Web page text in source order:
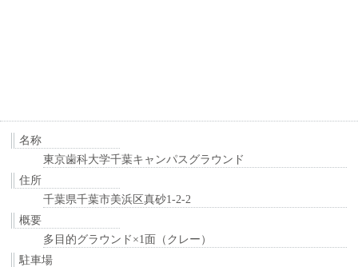
名称
東京歯科大学千葉キャンパスグラウンド
住所
千葉県千葉市美浜区真砂1-2-2
概要
多目的グラウンド×1面（クレー）
駐車場